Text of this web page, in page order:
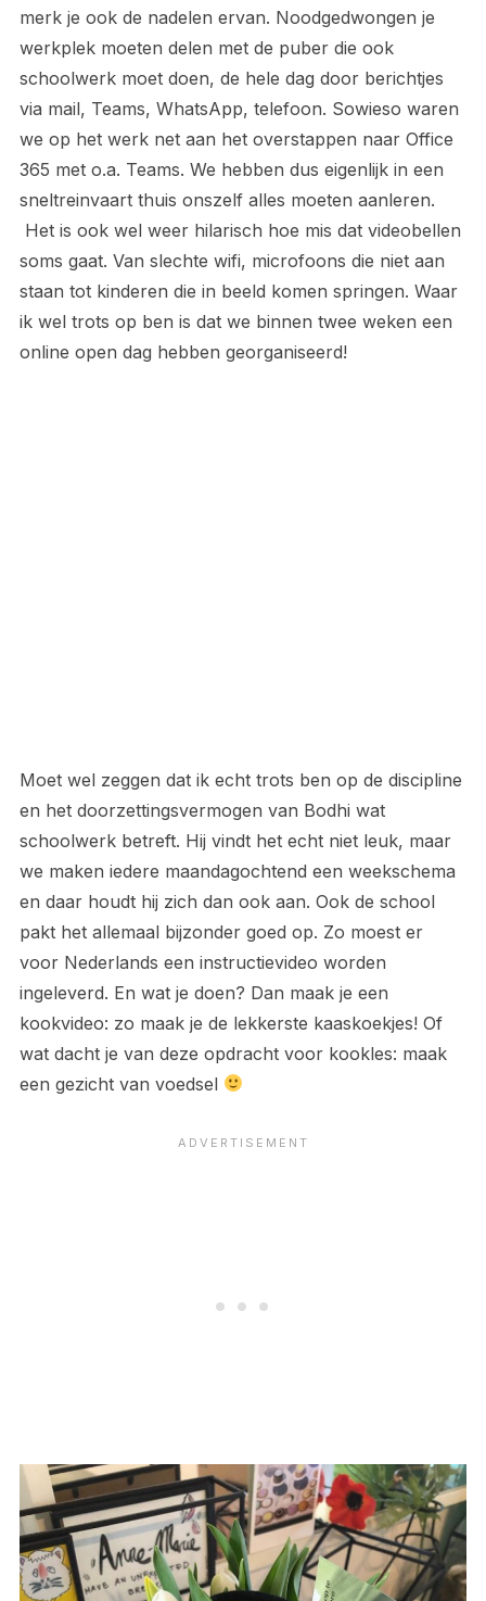
merk je ook de nadelen ervan. Noodgedwongen je
werkplek moeten delen met de puber die ook
schoolwerk moet doen, de hele dag door berichtjes
via mail, Teams, WhatsApp, telefoon. Sowieso waren
we op het werk net aan het overstappen naar Office
365 met o.a. Teams. We hebben dus eigenlijk in een
sneltreinvaart thuis onszelf alles moeten aanleren.
Het is ook wel weer hilarisch hoe mis dat videobellen
soms gaat. Van slechte wifi, microfoons die niet aan
staan tot kinderen die in beeld komen springen. Waar
ik wel trots op ben is dat we binnen twee weken een
online open dag hebben georganiseerd!
Moet wel zeggen dat ik echt trots ben op de discipline
en het doorzettingsvermogen van Bodhi wat
schoolwerk betreft. Hij vindt het echt niet leuk, maar
we maken iedere maandagochtend een weekschema
en daar houdt hij zich dan ook aan. Ook de school
pakt het allemaal bijzonder goed op. Zo moest er
voor Nederlands een instructievideo worden
ingeleverd. En wat je doen? Dan maak je een
kookvideo: zo maak je de lekkerste kaaskoekjes! Of
wat dacht je van deze opdracht voor kookles: maak
een gezicht van voedsel